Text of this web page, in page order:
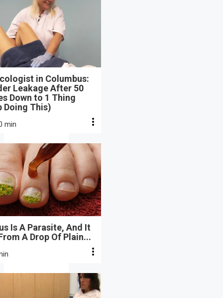
in Columbus:
Leakage After 50
Down to 1 Thing
Doing This)
min
Is A Parasite, And It
A Drop Of Plain...